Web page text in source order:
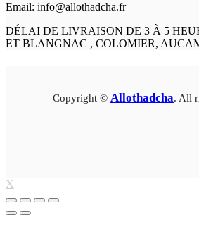
Email: info@allothadcha.fr
DÉLAI DE LIVRAISON DE 3 À 5
ET BLANGNAC , COLOMIER,
Copyright © Allothadcha. All
X